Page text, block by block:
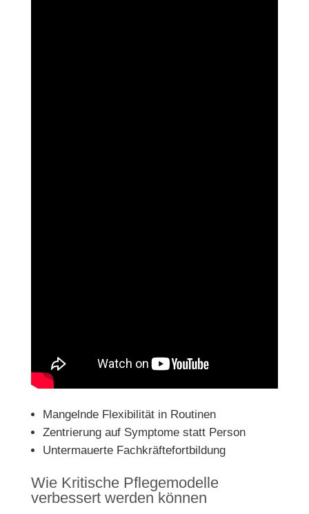
Mangelnde Flexibilität in Routinen
Zentrierung auf Symptome statt Person
Untermauerte Fachkräftefortbildung
Wie Kritische Pflegemodelle
verbessert werden können